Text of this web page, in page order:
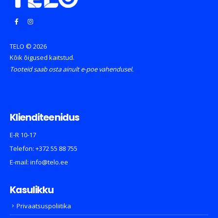
TELO © 2026
Kõik õigused kaitstud.
Tooteid saab osta ainult e-poe vahendusel.
Klienditeenidus
E-R 10-17
Telefon: +372 55 88 755
E-mail: info@telo.ee
Kasulikku
Privaatsuspoliitika